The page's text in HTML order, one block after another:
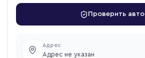
Проверить авто
Адрес
Адрес не указан